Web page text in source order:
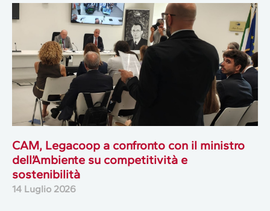
CAM, Legacoop a confronto con il ministro
dell’Ambiente su competitività e
sostenibilità
14 Luglio 2026